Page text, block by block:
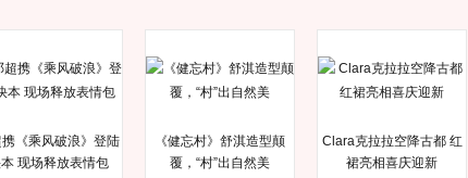
《乘风破浪》登陆
现场释放表情包
《健忘村》舒淇造型颠
覆，“村”出自然美
Clara克拉拉空降古都 红
裙亮相喜庆迎新